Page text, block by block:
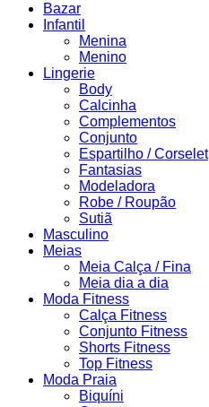
Bazar
Infantil
Menina
Menino
Lingerie
Body
Calcinha
Complementos
Conjunto
Espartilho / Corselet
Fantasias
Modeladora
Robe / Roupão
Sutiã
Masculino
Meias
Meia Calça / Fina
Meia dia a dia
Moda Fitness
Calça Fitness
Conjunto Fitness
Shorts Fitness
Top Fitness
Moda Praia
Biquíni